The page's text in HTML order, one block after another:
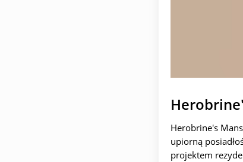
Herobrine's
upiorną
projektem